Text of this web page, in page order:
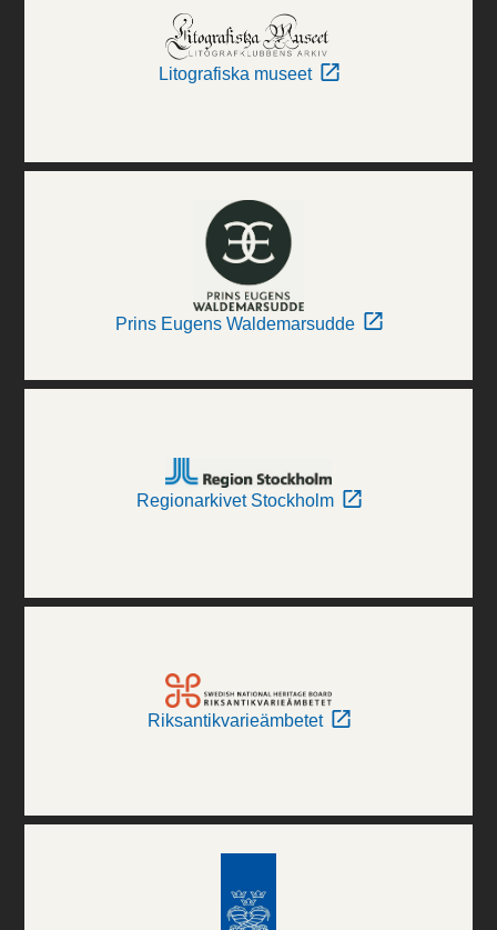
Litografiska museet
Prins Eugens Waldemarsudde
Regionarkivet Stockholm
Riksantikvarieämbetet